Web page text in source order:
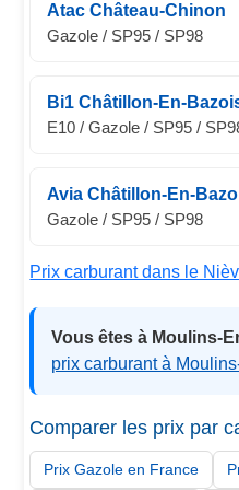
Atac Château-Chinon
Gazole / SP95 / SP98
Bi1 Châtillon-En-
E10 / Gazole / SP95 /
Avia Châtillon-En-
Gazole / SP95 / SP98
Prix carburant dans le
Vous êtes à Moulins-
prix carburant à
Comparer les prix par
Prix Gazole en France